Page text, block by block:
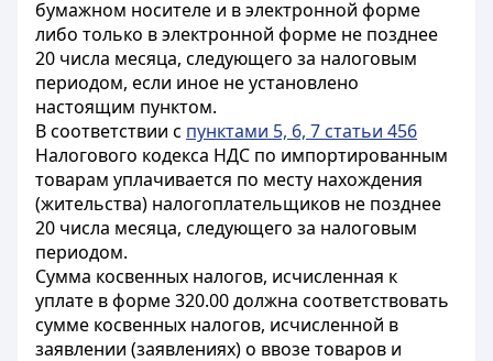
бумажном носителе и в электронной форме
либо только в электронной форме не позднее
20 числа месяца, следующего за налоговым
периодом, если иное не установлено
настоящим пунктом.
В соответствии с пунктами 5, 6, 7 статьи 456
Налогового кодекса НДС по импортированным
товарам уплачивается по месту нахождения
(жительства) налогоплательщиков не позднее
20 числа месяца, следующего за налоговым
периодом.
Сумма косвенных налогов, исчисленная к
уплате в форме 320.00 должна соответствовать
сумме косвенных налогов, исчисленной в
заявлении (заявлениях) о ввозе товаров и